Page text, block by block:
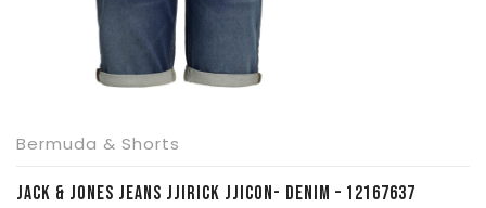
Bermuda & Shorts
JACK & JONES JEANS JJIRICK JJICON- DENIM – 12167637